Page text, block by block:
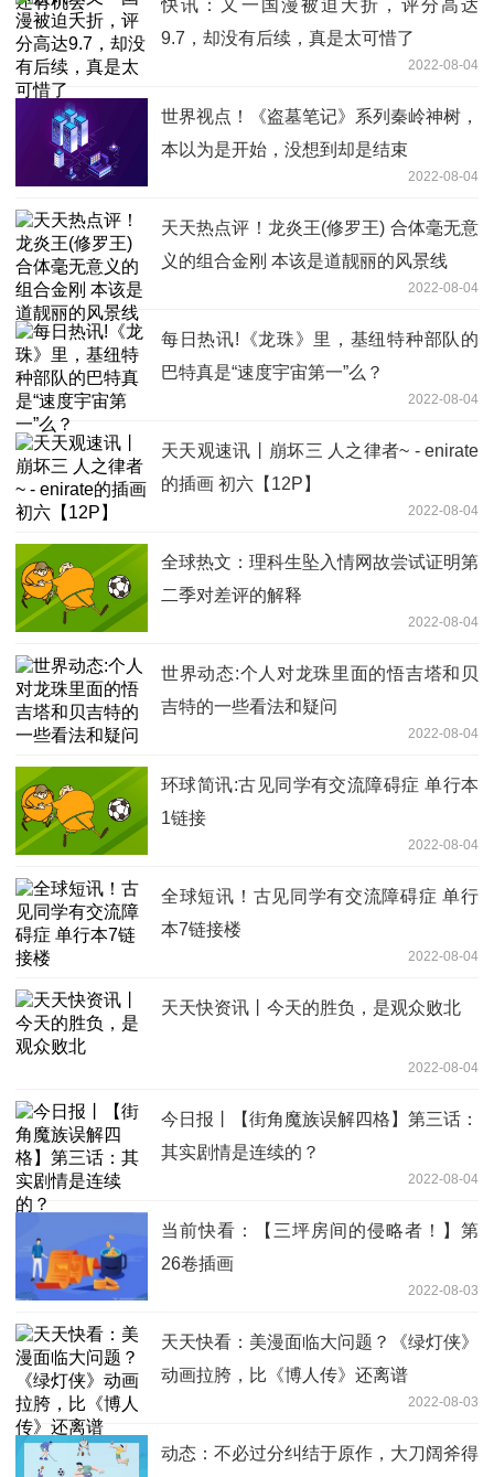
快讯：又一国漫被迫夭折，评分高达
9.7，却没有后续，真是太可惜了
2022-08-04
世界视点！《盗墓笔记》系列秦岭神树，
本以为是开始，没想到却是结束
2022-08-04
天天热点评！龙炎王(修罗王) 合体毫无意
义的组合金刚 本该是道靓丽的风景线
2022-08-04
每日热讯!《龙珠》里，基纽特种部队的
巴特真是“速度宇宙第一”么？
2022-08-04
天天观速讯丨崩坏三 人之律者~ - enirate
的插画 初六【12P】
2022-08-04
全球热文：理科生坠入情网故尝试证明第
二季对差评的解释
2022-08-04
世界动态:个人对龙珠里面的悟吉塔和贝
吉特的一些看法和疑问
2022-08-04
环球简讯:古见同学有交流障碍症 单行本
1链接
2022-08-04
全球短讯！古见同学有交流障碍症 单行
本7链接楼
2022-08-04
天天快资讯丨今天的胜负，是观众败北
2022-08-04
今日报丨【街角魔族误解四格】第三话：
其实剧情是连续的？
2022-08-04
当前快看：【三坪房间的侵略者！】第
26卷插画
2022-08-03
天天快看：美漫面临大问题？《绿灯侠》
动画拉胯，比《博人传》还离谱
2022-08-03
动态：不必过分纠结于原作，大刀阔斧得